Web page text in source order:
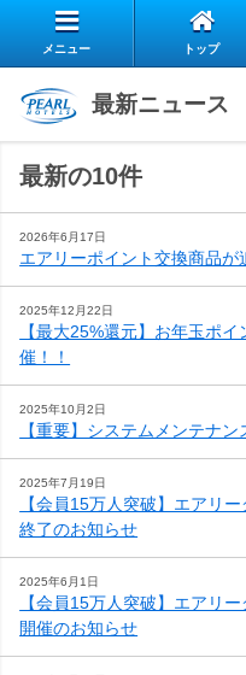
リ
ー
ラ
ブ
の
ご
内
慢
の
朝
食
ス
タ
ッ
フ
の
想
い
お
客
様
声
よ
く
質
問
お
合
わ
せ
閉じる
メニュー トップ
最新ニュース
最新の10件
2026年6月17日
エアリーポイント交換商品が
2025年12月22日
【最大25%還元】お年玉ポ
催！！
2025年10月2日
【重要】システムメンテナ
2025年7月19日
【会員15万人突破】エアリ
終了のお知らせ
2025年6月1日
【会員15万人突破】エアリ
開催のお知らせ